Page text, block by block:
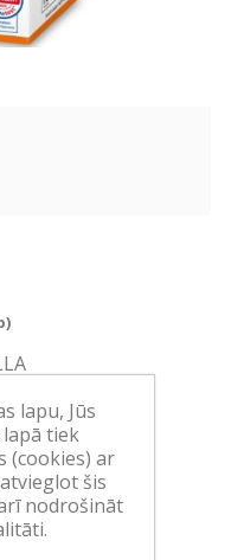
noliktavā
24
lapu, Jūs
tiek
(cookies) ar
šis
nodrošināt